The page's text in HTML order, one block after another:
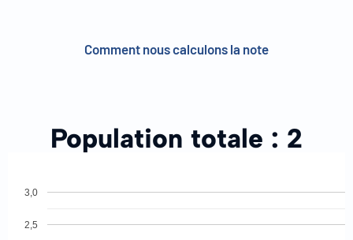
Comment nous calculons la note
Population totale : 2
2,5
3,0